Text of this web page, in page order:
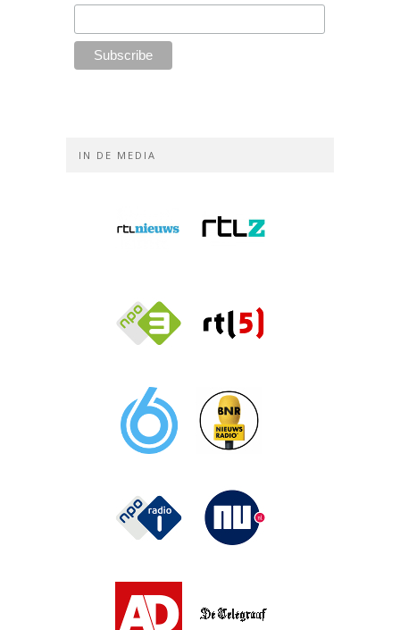
IN DE MEDIA